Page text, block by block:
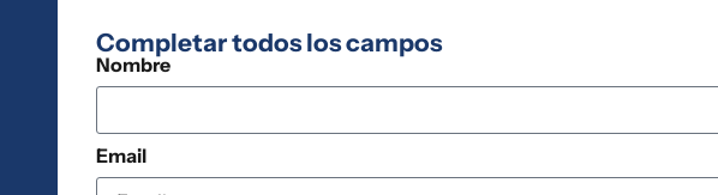
Completar todos los campos
Nombre
Email